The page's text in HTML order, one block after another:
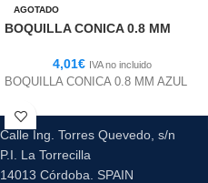
AGOTADO
BOQUILLA CONICA 0.8 MM
4,01€ IVA no incluido
BOQUILLA CONICA 0.8 MM AZUL
Calle Ing. Torres Quevedo, s/n
P.I. La Torrecilla
14013 Córdoba. SPAIN